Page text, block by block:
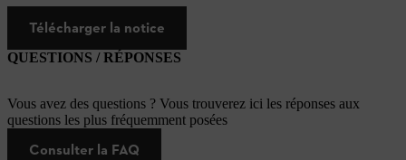
Télécharger la notice
QUESTIONS / RÉPONSES
Vous avez des questions ? Vous trouverez ici les réponses aux
questions les plus fréquemment posées
Consulter la FAQ